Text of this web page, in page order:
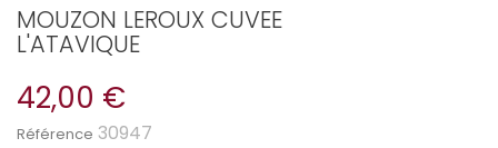
MOUZON LEROUX CUVEE
L'ATAVIQUE
42,00 €
Référence 30947